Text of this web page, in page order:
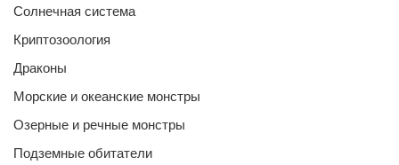
Солнечная система
Криптозоология
Драконы
Морские и океанские монстры
Озерные и речные монстры
Подземные обитатели